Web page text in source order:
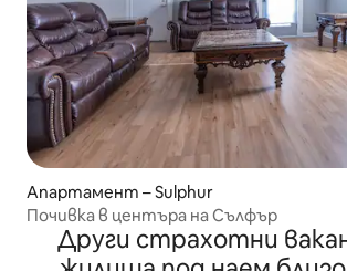
Апартамент – Sulphur
Почивка в центъра на Сълфър
Други страхотни